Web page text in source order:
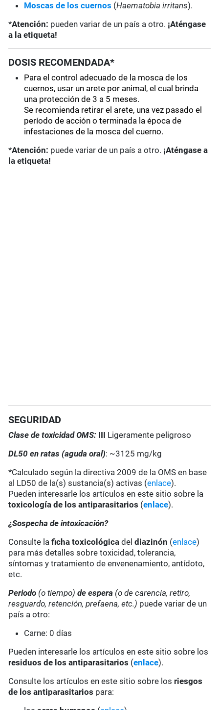
Moscas de los cuernos (Haematobia irritans).
*Atención: pueden variar de un país a otro. ¡Aténgase
a la etiqueta!
DOSIS RECOMENDADA*
Para el control adecuado de la mosca de los
cuernos, usar un arete por animal, el cual brinda
una protección de 3 a 5 meses.
Se recomienda retirar el arete, una vez pasado el
período de acción o terminada la época de
infestaciones de la mosca del cuerno.
*Atención: puede variar de un país a otro. ¡Aténgase a
la etiqueta!
SEGURIDAD
Clase de toxicidad OMS: III Ligeramente peligroso
DL50 en ratas (aguda oral): ~3125 mg/kg
*Calculado según la directiva 2009 de la OMS en base
al LD50 de la(s) sustancia(s) activas (enlace).
Pueden interesarle los artículos en este sitio sobre la
toxicología de los antiparasitarios (enlace).
¿Sospecha de intoxicación?
Consulte laficha toxicológica deldiazinón (enlace)
para más detalles sobre toxicidad, tolerancia,
síntomas y tratamiento de envenenamiento, antídoto,
etc.
Periodo (o tiempo) de espera (o de carencia, retiro,
resguardo, retención, prefaena, etc.) puede variar de un
país a otro:
Carne: 0 días
Pueden interesarle los artículos en este sitio sobre los
residuos de los antiparasitarios (enlace).
Consulte los artículos en este sitio sobre los riesgos
de los antiparasitarios para: